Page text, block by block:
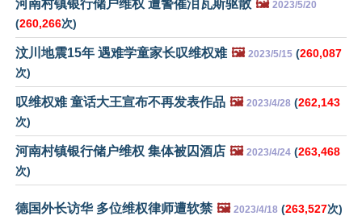
河南村镇银行储户维权 遭警催泪瓦斯驱散 🖼️ 2023/5/20
(260,266次)
汶川地震15年 遇难学童家长叹维权难 🖼️ 2023/5/15 (260,087
次)
叹维权难 童话大王宣布不再发表作品 🖼️ 2023/4/28 (262,143
次)
河南村镇银行储户维权 集体被囚酒店 🖼️ 2023/4/24 (263,468
次)
德国外长访华 多位维权律师遭软禁 🖼️ 2023/4/18 (263,527次)